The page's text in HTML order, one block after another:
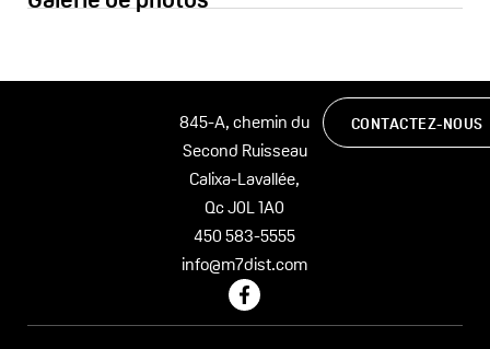
845-A, chemin du
Second Ruisseau
Calixa-Lavallée,
Qc J0L 1A0
450 583-5555
info@m7dist.com
F
a
c
CONTACTEZ-NOUS